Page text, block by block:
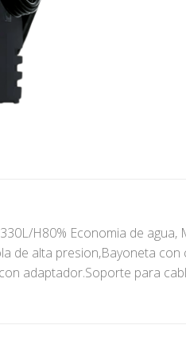
H80% Economia de
de alta presion,Bayoneta
adaptador.Soporte para